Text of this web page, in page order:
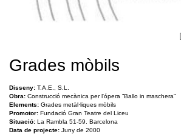
Grades mòbils
Disseny: T.A.E., S.L.
Obra: Construcció mecànica per l'ópera ”Ballo in maschera"
Elements:Grades metàl·liques mòbils
Promotor: Fundació Gran Teatre del Liceu
Situació: La Rambla 51-59. Barcelona
Data de projecte: Juny de 2000